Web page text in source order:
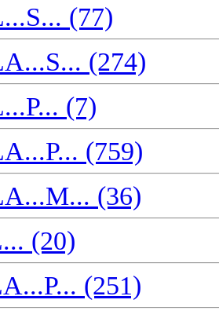
(77)
(274)
(7)
(759)
(36)
(20)
(251)